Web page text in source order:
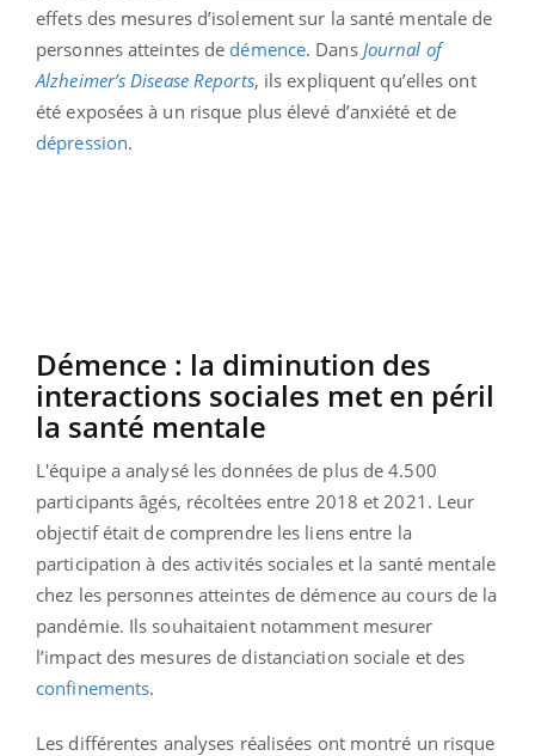
effets des mesures d’isolement sur la santé mentale de
personnes atteintes de démence. Dans Journal of
Alzheimer’s Disease Reports, ils expliquent qu’elles ont
été exposées à un risque plus élevé d’anxiété et de
dépression.
Démence : la diminution des
interactions sociales met en péril
la santé mentale
L'équipe a analysé les données de plus de 4.500
participants âgés, récoltées entre 2018 et 2021. Leur
objectif était de comprendre les liens entre la
participation à des activités sociales et la santé mentale
chez les personnes atteintes de démence au cours de la
pandémie. Ils souhaitaient notamment mesurer
l’impact des mesures de distanciation sociale et des
confinements.
Les différentes analyses réalisées ont montré un risque